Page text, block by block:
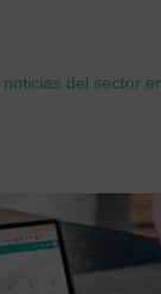
del sector